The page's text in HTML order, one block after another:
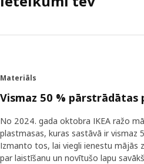
Materiāls
Vismaz 50 % pārstrādātas
No 2024. gada oktobra IKEA ražo
plastmasas, kuras sastāvā ir vismaz
Izmanto tos, lai viegli ienestu mājās
par laistīšanu un novītušo lapu